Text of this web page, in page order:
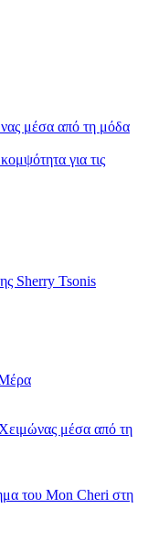
μέσα από τη μόδα
για τις
Sherry Tsonis
μέσα από τη
του Mon Cheri στη